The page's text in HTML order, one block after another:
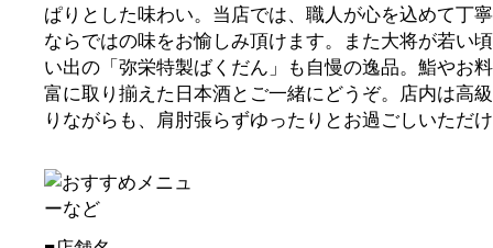
ぱりとした味わい。当店では、職人が心を込めて丁
ならではの味をお愉しみ頂けます。また大将が若い
い出の「弥栄特製ばくだん」も自慢の逸品。鮨やお
富に取り揃えた日本酒とご一緒にどうぞ。店内は高
りながらも、肩肘張らずゆったりとお過ごしいただ